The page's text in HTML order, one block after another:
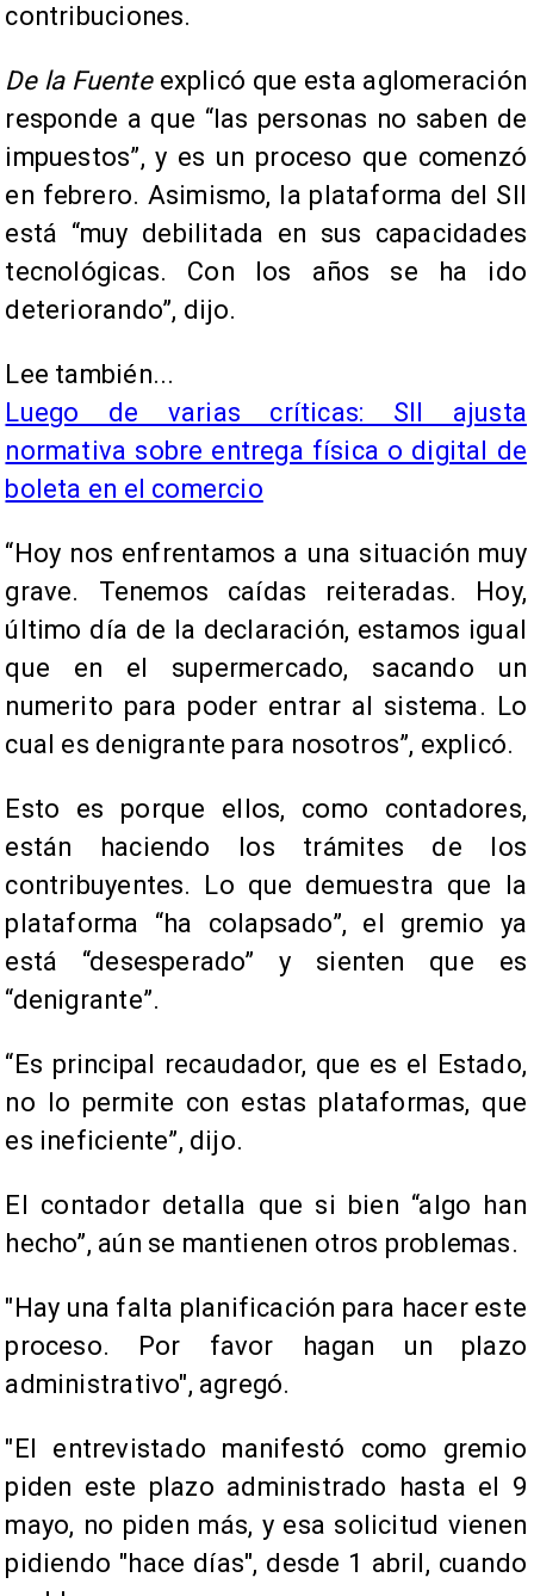
contribuciones.
De la Fuenteexplicó que esta aglomeración
responde a que “las personas no saben de
impuestos”, y es un proceso que comenzó
en febrero. Asimismo, la plataforma del SII
está “muy debilitada en sus capacidades
tecnológicas. Con los años se ha ido
deteriorando”, dijo.
Lee también...
Luego de varias críticas: SII ajusta
normativa sobre entrega física o digital de
boleta en el comercio
“Hoy nos enfrentamos a una situación muy
grave. Tenemos caídas reiteradas. Hoy,
último día de la declaración, estamos igual
que en el supermercado, sacando un
numerito para poder entrar al sistema. Lo
cual es denigrante para nosotros”, explicó.
Esto es porque ellos, como contadores,
están haciendo los trámites de los
contribuyentes. Lo que demuestra que la
plataforma “ha colapsado”, el gremio ya
está “desesperado” y sienten que es
“denigrante”.
“Es principal recaudador, que es el Estado,
no lo permite con estas plataformas, que
es ineficiente”, dijo.
El contador detalla que si bien “algo han
hecho”, aún se mantienen otros problemas.
"Hay una falta planificación para hacer este
proceso. Por favor hagan un plazo
administrativo", agregó.
"El entrevistado manifestó como gremio
piden este plazo administrado hasta el 9
mayo, no piden más, y esa solicitud vienen
pidiendo "hace días", desde 1 abril, cuando